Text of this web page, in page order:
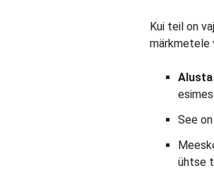
Kui teil on
märkmetele
Alusta
See
ühtse